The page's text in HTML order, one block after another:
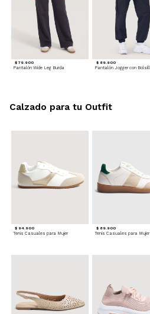
$ 79.900
Pantalón Wide Leg Burda
$ 89.900
$ 94.900
Tenis Casuales para Mujer
$ 89.900
Tenis Casuales para Mujer
Calzado para tu Outfit